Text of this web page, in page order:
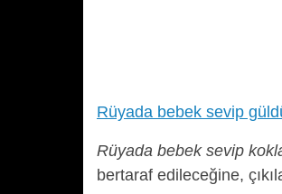
Rüyada bebek sevip
Rüyada bebek sevip
bertaraf edileceğine,